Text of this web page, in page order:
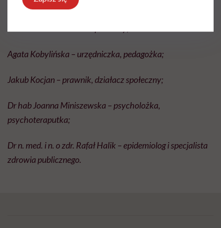
Dr Iga Kazimierczyk – pedagożka;
Agata Kobylińska – urzędniczka, pedagożka;
Jakub Kocjan – prawnik, działacz społeczny;
Dr hab Joanna Miniszewska – psycholożka,
psychoteraputka;
Dr n. med. i n. o zdr. Rafał Halik – epidemiolog i specjalista
zdrowia publicznego.